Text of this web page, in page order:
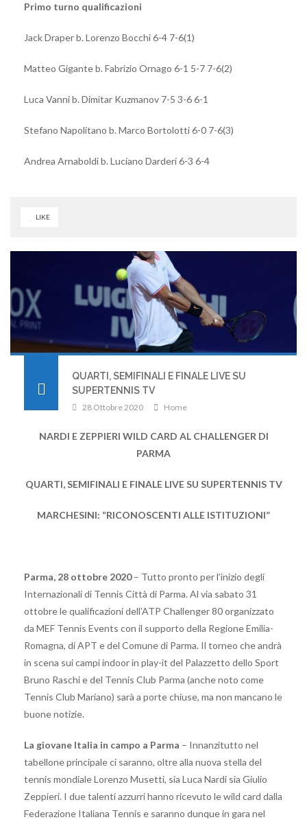
Primo turno qualificazioni
Jack Draper b. Lorenzo Bocchi 6-4 7-6(1)
Matteo Gigante b. Fabrizio Ornago 6-1 5-7 7-6(2)
Luca Vanni b. Dimitar Kuzmanov 7-5 3-6 6-1
Stefano Napolitano b. Marco Bortolotti 6-0 7-6(3)
Andrea Arnaboldi b. Luciano Darderi 6-3 6-4
LIKE
QUARTI, SEMIFINALI E FINALE LIVE SU
SUPERTENNIS TV
28 Ottobre 2020 Home
NARDI E ZEPPIERI WILD CARD AL CHALLENGER DI
PARMA
QUARTI, SEMIFINALI E FINALE LIVE SU SUPERTENNIS TV
MARCHESINI: “RICONOSCENTI ALLE ISTITUZIONI”
Parma, 28 ottobre 2020– Tutto pronto per l’inizio degli
Internazionali di Tennis Città di Parma. Al via sabato 31
ottobre le qualificazioni dell’ATP Challenger 80 organizzato
da MEF Tennis Events con il supporto della Regione Emilia-
Romagna, di APT e del Comune di Parma. Il torneo che andrà
in scena sui campi indoor in play-it del Palazzetto dello Sport
Bruno Raschi e del Tennis Club Parma (anche noto come
Tennis Club Mariano) sarà a porte chiuse, ma non mancano le
buone notizie.
La giovane Italia in campo a Parma – Innanzitutto nel
tabellone principale ci saranno, oltre alla nuova stella del
tennis mondiale Lorenzo Musetti, sia Luca Nardi sia Giulio
Zeppieri. I due talenti azzurri hanno ricevuto le wild card dalla
Federazione Italiana Tennis e saranno dunque in gara nel